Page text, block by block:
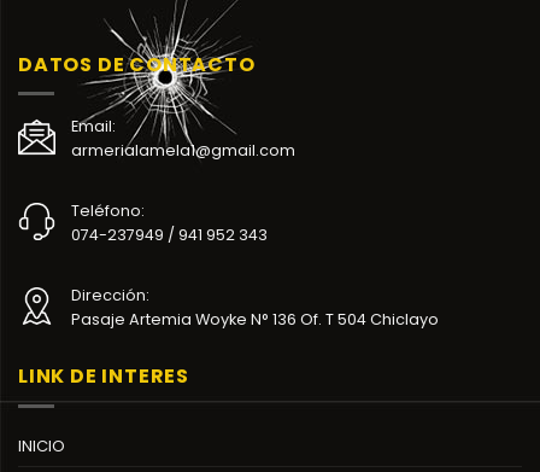
DATOS DE CONTACTO
Email:
armerialamela1@gmail.com
Teléfono:
074-237949 / 941 952 343
Dirección:
Pasaje Artemia Woyke N° 136 Of. T 504 Chiclayo
LINK DE INTERES
INICIO